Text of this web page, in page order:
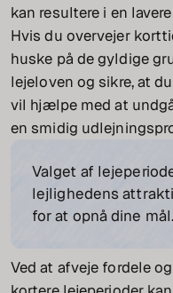
kan resultere i en
Hvis du overvejer
huske på de gyldige
lejeloven og sikre, at
vil hjælpe med at
en smidig
Valget af
lejlighedens
for at opnå dine mål.
Ved at afveje fordele